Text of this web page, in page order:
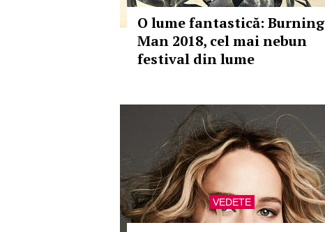
O lume fantastică: Burning
Man 2018, cel mai nebun
festival din lume
VEDETE